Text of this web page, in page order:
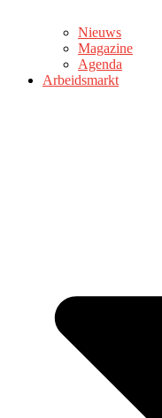
Nieuws
Magazine
Agenda
Arbeidsmarkt